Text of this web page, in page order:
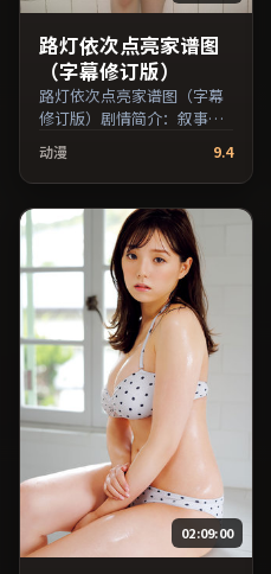
路灯依次点亮家谱图
（字幕修订版）
路灯依次点亮家谱图（字幕
修订版）剧情简介：叙事在
多重视角间切换，场面调度
注重留白与观众想象空间；
由奉俊昊执导，役所广司、
梁朝伟、胡歌等主演，中国
香港出品，悬疑类型，2019
年上映 / 2019年1月26日于中
国香港地区院线首映，网络
平台同步更新片源。可作为
周末家庭观影或独自细品的
口碑之选。（国产影视资源
大全免费条目索引，支持片
名与演员交叉检索。）
动漫 9.4
02:09:00